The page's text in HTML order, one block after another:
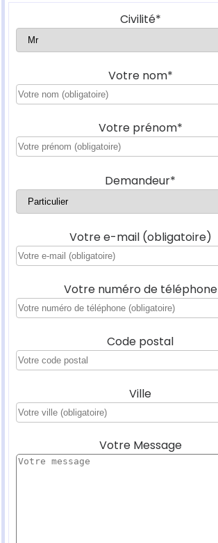
Civilité*
Votre nom*
Votre prénom*
Demandeur*
Votre e-mail (obligatoire)
Votre numéro de téléphone
Code postal
Ville
Votre Message